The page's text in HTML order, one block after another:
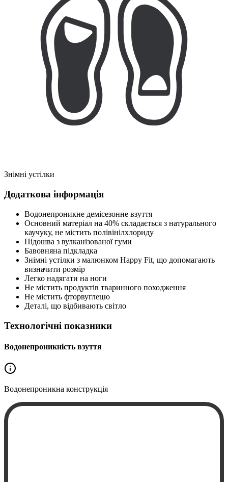
Знімні устілки
Додаткова інформація
Водонепроникне демісезонне взуття
Основний матеріал на 40% складається з натурального
каучуку, не містить полівінілхлориду
Підошва з вулканізованої гуми
Бавовняна підкладка
Знімні устілки з малюнком Happy Fit, що допомагають
визначити розмір
Легко надягати на ноги
Не містить продуктів тваринного походження
Не містить фторвуглецю
Деталі, що відбивають світло
Технологічні показники
Водонепроникність взуття
Водонепроникна конструкція